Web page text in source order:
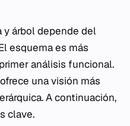
y árbol depende del
esquema es más
análisis funcional.
una visión más
A continuación,
clave.